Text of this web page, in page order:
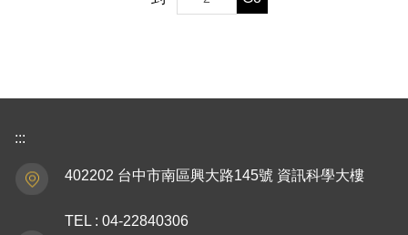
:::
402202 台中市南區興大路145號 資訊科學大樓
TEL : 04-22840306